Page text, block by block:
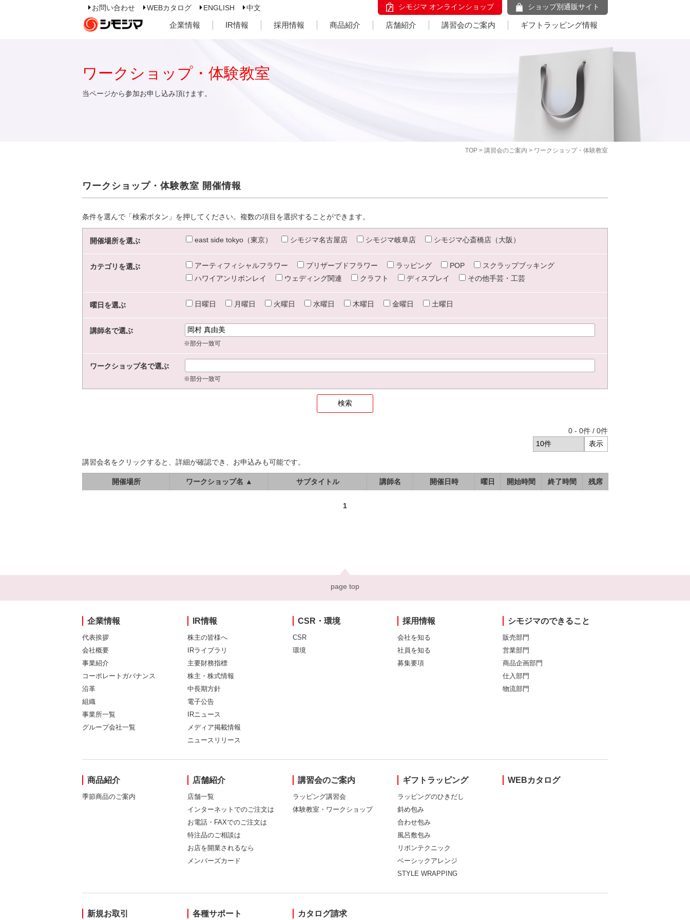
お問い合わせ WEBカタログ ENGLISH 中文 シモジマ オンラインショップ ショップ別通販サイト
企業情報 IR情報 採用情報 商品紹介 店舗紹介 講習会のご案内 ギフトラッピング情報
TOP > 講習会のご案内 > ワークショップ・体験教室
ワークショップ・体験教室
当ページから参加お申し込み頂けます。
ワークショップ・体験教室 開催情報
条件を選んで「検索ボタン」を押してください。複数の項目を選択することができます。
開催場所を選ぶ east side tokyo（東京） シモジマ名古屋店 シモジマ岐阜店 シモジマ心斎橋店（大阪）
カテゴリを選ぶ アーティフィシャルフラワー プリザーブドフラワー ラッピング POP
スクラップブッキング
ハワイアンリボンレイ
ウェディング関連 クラフト ディスプレイ その他手芸・工芸
曜日を選ぶ 日曜日 月曜日 火曜日 水曜日 木曜日 金曜日 土曜日
講師名で選ぶ
※部分一致可
ワークショップ名で選ぶ
※部分一致可
0 - 0件 / 0件
講習会名をクリックすると、詳細が確認でき、お申込みも可能です。
開催場所 ワークショップ名 ▲ サブタイトル 講師名 開催日時 曜日 開始時間 終了時間 残席
1
page top
企業情報
代表挨拶
会社概要
事業紹介
コーポレートガバナンス
沿革
組織
事業所一覧
グループ会社一覧
IR情報
株主の皆様へ
IRライブラリ
主要財務指標
株主・株式情報
中長期方針
電子公告
IRニュース
メディア掲載情報
ニュースリリース
CSR・環境
CSR
環境
採用情報
会社を知る
社員を知る
募集要項
シモジマのできること
販売部門
営業部門
商品企画部門
仕入部門
物流部門
商品紹介
季節商品のご案内
店舗紹介
店舗一覧
インターネットでのご注文は
お電話・FAXでのご注文は
特注品のご相談は
お店を開業されるなら
メンバーズカード
講習会のご案内
ラッピング講習会
体験教室・ワークショップ
ギフトラッピング
ラッピングのひきだし
斜め包み
合わせ包み
風呂敷包み
リボンテクニック
ベーシックアレンジ
STYLE WRAPPING
WEBカタログ
新規お取引 各種サポート カタログ請求